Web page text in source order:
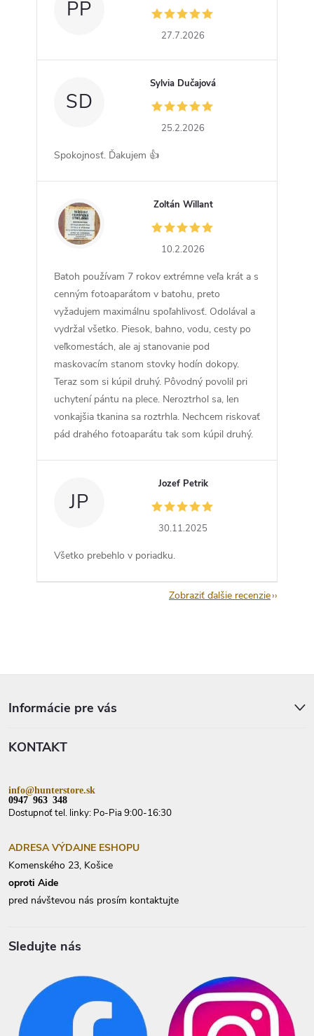
PP
27.7.2026
SD
Sylvia Dučajová
25.2.2026
Spokojnosť. Ďakujem 👍
ZW
Zoltán Willant
10.2.2026
Batoh používam 7 rokov extrémne veľa krát a s
cenným fotoaparátom v batohu, preto
vyžadujem maximálnu spoľahlivosť. Odolával a
vydržal všetko. Piesok, bahno, vodu, cesty po
veľkomestách, ale aj stanovanie pod
maskovacím stanom stovky hodín dokopy.
Teraz som si kúpil druhý. Pôvodný povolil pri
uchytení pántu na plece. Neroztrhol sa, len
vonkajšia tkanina sa roztrhla. Nechcem riskovať
pád drahého fotoaparátu tak som kúpil druhý.
JP
Jozef Petrik
30.11.2025
Všetko prebehlo v poriadku.
Zobraziť ďalšie recenzie
Informácie pre vás
KONTAKT
info@hunterstore.sk
0947 963 348
Dostupnoť tel. linky: Po-Pia 9:00-16:30
ADRESA VÝDAJNE ESHOPU
Komenského 23, Košice
oproti Aide
pred návštevou nás prosím kontaktujte
Sledujte nás